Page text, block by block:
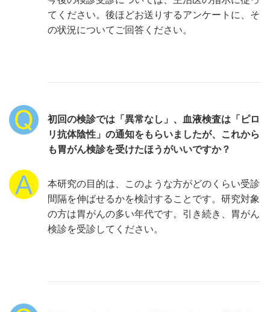
てください。後ほどお送りするアンケートに、そ
の状況についてご回答ください。
初回の検診では「異常なし」、血液検査は「ピロ
リ抗体陰性」の通知をもらいましたが、これから
も胃がん検診を受けたほうがいいですか？
本研究の目的は、このような方がどのくらい受診
間隔を伸ばせるかを検討することです。研究対象
の方は胃がんの多い年代です。引き続き、胃がん
検診を受診してください。